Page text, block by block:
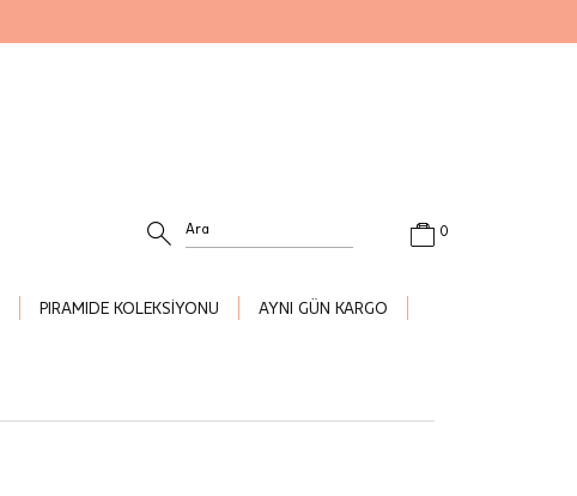
PIRAMIDE KOLEKSİYONU AYNI GÜN KARGO
0